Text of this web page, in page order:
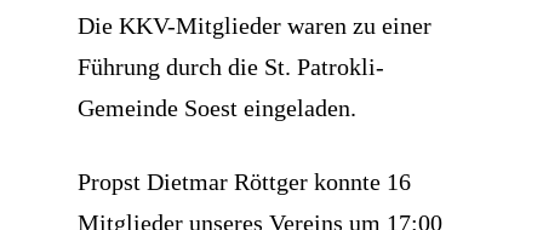
Die KKV-Mitglieder waren zu einer
Führung durch die St. Patrokli-
Gemeinde Soest eingeladen.
Propst Dietmar Röttger konnte 16
Mitglieder unseres Vereins um 17:00